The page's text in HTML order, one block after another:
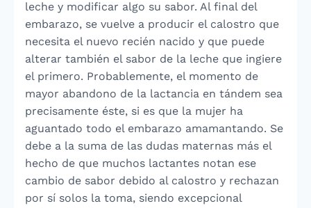
leche y modificar algo su sabor. Al final del
embarazo, se vuelve a producir el calostro que
necesita el nuevo recién nacido y que puede
alterar también el sabor de la leche que ingiere
el primero. Probablemente, el momento de
mayor abandono de la lactancia en tándem sea
precisamente éste, si es que la mujer ha
aguantado todo el embarazo amamantando. Se
debe a la suma de las dudas maternas más el
hecho de que muchos lactantes notan ese
cambio de sabor debido al calostro y rechazan
por sí solos la toma, siendo excepcional